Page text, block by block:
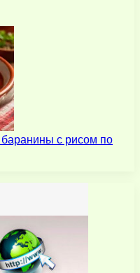
баранины с рисом по